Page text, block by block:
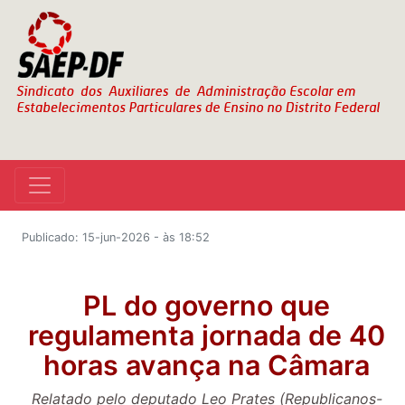
Publicado: 15-jun-2026 - às 18:52
PL do governo que
regulamenta jornada de 40
horas avança na Câmara
Relatado pelo deputado Leo Prates (Republicanos-